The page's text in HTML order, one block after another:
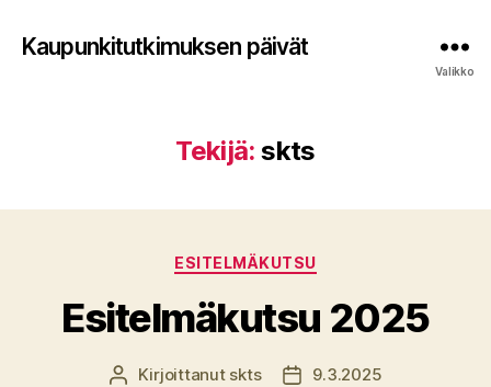
Kaupunkitutkimuksen päivät
Valikko
Tekijä: skts
Kategoriat
ESITELMÄKUTSU
Esitelmäkutsu 2025
Kirjoittaja
Kirjoittanut skts Julkaisupäivämäärä
9.3.2025